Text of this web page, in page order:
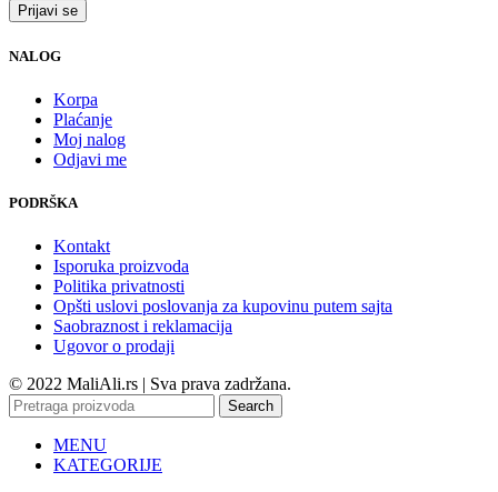
NALOG
Korpa
Plaćanje
Moj nalog
Odjavi me
PODRŠKA
Kontakt
Isporuka proizvoda
Politika privatnosti
Opšti uslovi poslovanja za kupovinu putem sajta
Saobraznost i reklamacija
Ugovor o prodaji
© 2022 MaliAli.rs | Sva prava zadržana.
Search
MENU
KATEGORIJE